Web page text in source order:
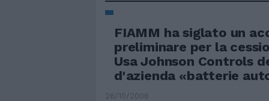
FIAMM ha siglato un
preliminare per la
Usa Johnson Controls
d'azienda «batterie
26/10/2006